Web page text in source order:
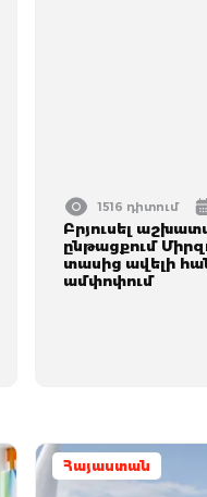
1516 դիտում
Բրյուսել
ընթացքում
տասից ավելի
ամփոփում
Հայաստան